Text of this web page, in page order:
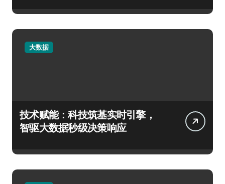
大数据
技术赋能：科技筑基实时引擎，
智驱大数据秒级决策响应